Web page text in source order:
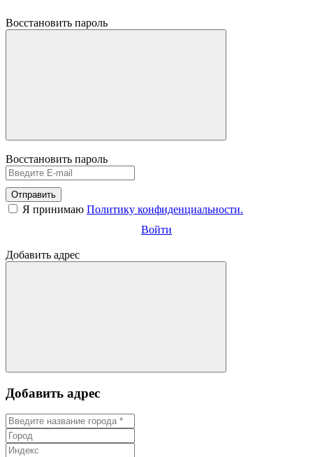
Восстановить пароль
Восстановить пароль
Отправить
Я принимаю Политику конфиденциальности.
Войти
Добавить адрес
Добавить адрес